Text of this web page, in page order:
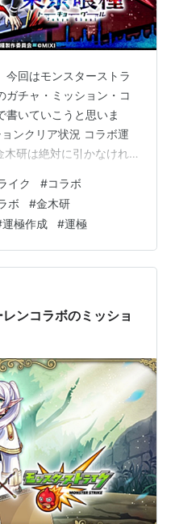
今回はモンスターストラ
ガチャ・ミッション・コ
書いていこうと思いま
ンクリア状況 コラボ運
研は絶対に引かなけれ
なってきてしまい、ス
初めに鈴屋什造が出ま
も出ず、結局３万円を
ました。正直予想外でし
わなかったので悔しかっ
せんでした。 コ…
イク #コラボ
ボ #金木研
運極作成 #運極
レンコラボのミッショ